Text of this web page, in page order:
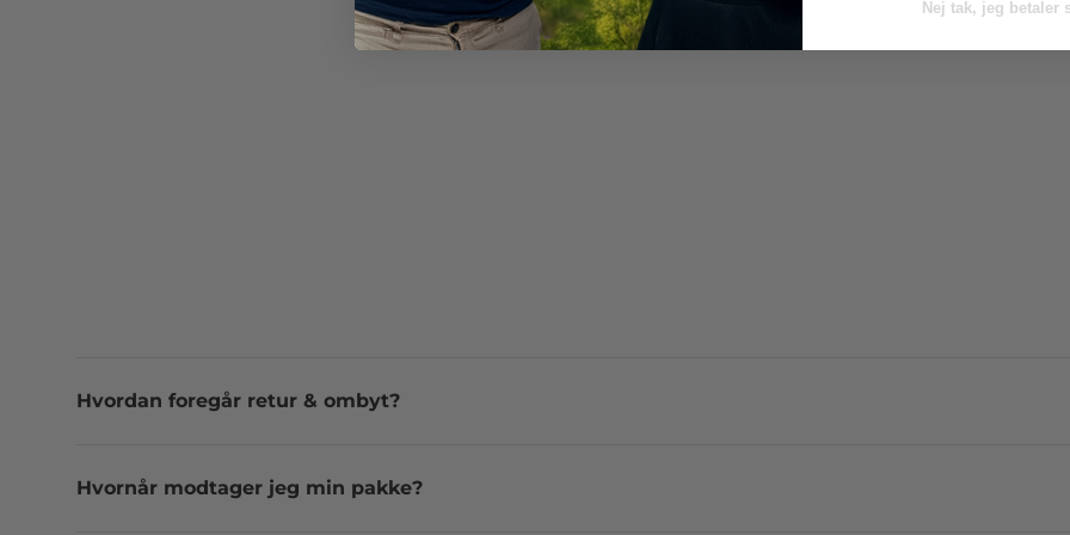
Hvordan foregår retur & ombyt?
Hvornår modtager jeg min pakke?
Nej tak, jeg betaler